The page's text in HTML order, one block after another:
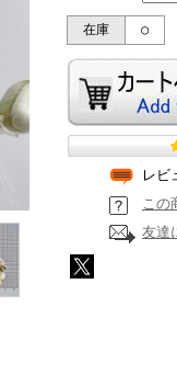
在庫 ○
レビ
この
友達